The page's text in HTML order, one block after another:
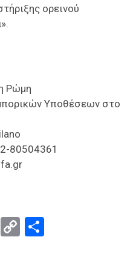
ορεινού
Ρώμη
Υποθέσεων στο
80504361
PrintCopy